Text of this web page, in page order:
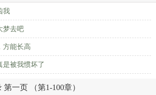
我
梦去吧
方能长高
是被我惯坏了
第一页 （第1-100章）